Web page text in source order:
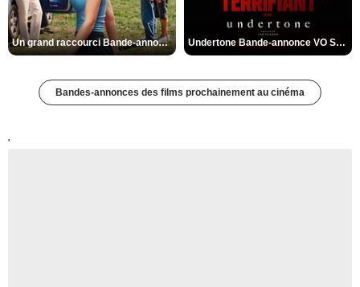
Un grand raccourci Bande-annonce VF Undertone Bande-annonce VO STFR
Bandes-annonces des films prochainement au cinéma
'